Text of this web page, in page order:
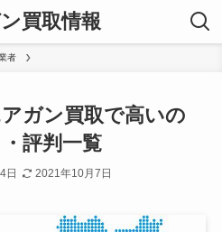
買取情報
者
ガン買取で高いの
評判一覧
日 2021年10月7日